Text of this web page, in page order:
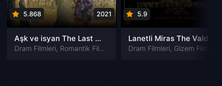
5.868 2021
Aşk ve isyan The Last Parasido izle
Dram Filmleri, Romantik Filmleri
5.9
Dram Filmleri, Gizem Filmleri